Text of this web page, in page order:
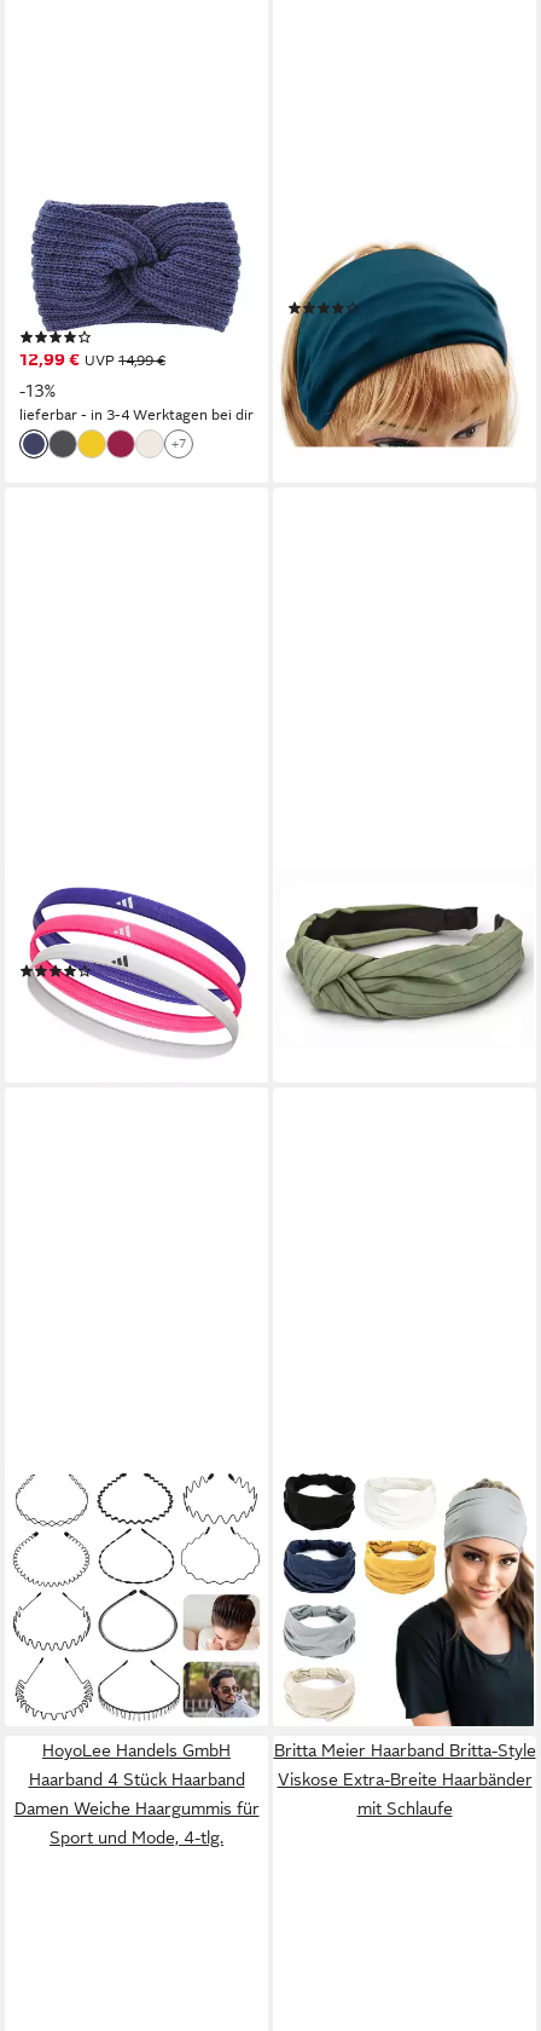
AXY
Haarband Damen Strick
Stirnband mit Twist Knoten,
Strick Winter Stirnband
Hairband
12,99 € UVP 14,99 €
-13%
lieferbar - in 3-4 Werktagen bei dir
+7
Kopfband, Stirnband für Yoga
und Sport Hairband
11,95 €
lieferbar - in 3-4 Werktagen bei dir
ADIDAS PERFORMANCE
Haarband Adidas Hairbands
im 3er Set
(5)
15,00 €
lieferbar - in 2-3 Werktagen bei dir
+3
Haarband, 1-tlg., Haarreif
Gestreift mit Twist Knoten
16,95 €
lieferbar - in 2-3 Werktagen bei dir
CACHITO
Haarband Herren Haarreif
Haarreifen Damen Männer
Haarband, 10-tlg.
ab 14,99 €
29,99 €
-50%
lieferbar - in 5-6 Werktagen bei dir
BWECUY
Haarband 6er Stirnband
Damen Breite Elastische
Weiche Haarband Haarreifen
20,99 €
-32%
lieferbar in 2 Wochen
HoyoLee Handels GmbH
Haarband 4 Stück Haarband
Damen Weiche Haargummis für
Sport und Mode, 4-tlg.
Britta Meier Haarband Britta-Style
Viskose Extra-Breite Haarbänder
mit Schlaufe